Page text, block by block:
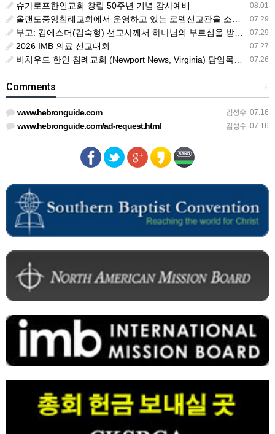
08.01
슈가로프한인교회 창립 50주년 기념 감사예배
07.29
올랜도중앙침례교회에서 운영하고 있는 로뎀선교관을 소개해 드립니다
07.29
부고: 김에스더(김숙형) 선교사께서 하나님의 부르심을 받았습니다.
07.27
2026 IMB 의료 선교대회
07.26
비치우드 한인 침례교회 (Newport News, Virginia) 담임목사 청빙
+
Comments
김성수 07.16
www.hebronguide.com
김성수 07.16
www.hebronguide.com/ad-request.html